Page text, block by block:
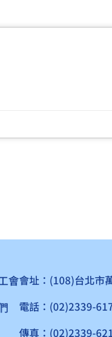
會會址：(108)台北市
電話：(02)2339-
傳真：(02)2339-